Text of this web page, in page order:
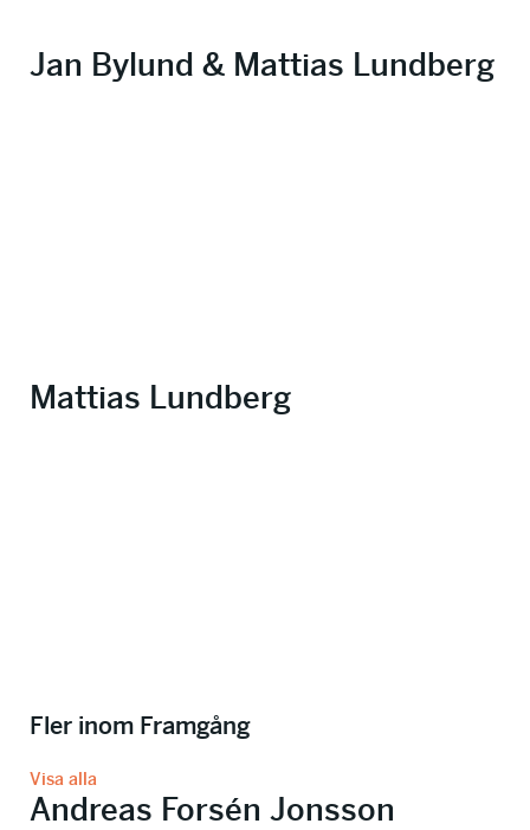
Jan Bylund & Mattias Lundberg
Mattias Lundberg
Fler inom Framgång
Visa alla
Andreas Forsén Jonsson